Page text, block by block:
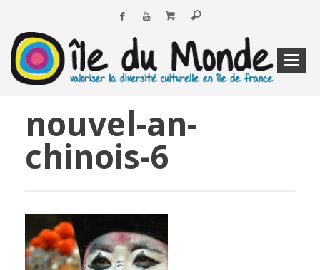
nouvel-an-
chinois-6